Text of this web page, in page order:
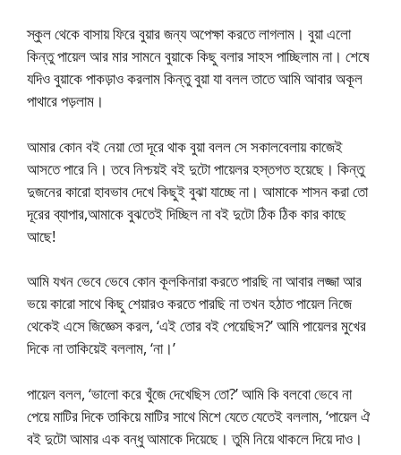
স্কুল থেকে বাসায় ফিরে বুয়ার জন্য অপেক্ষা করতে লাগলাম। বুয়া এলো
কিন্তু পায়েল আর মার সামনে বুয়াকে কিছু বলার সাহস পাচ্ছিলাম না। শেষে
যদিও বুয়াকে পাকড়াও করলাম কিন্তু বুয়া যা বলল তাতে আমি আবার অকূল
পাথারে পড়লাম।
আমার কোন বই নেয়া তো দূরে থাক বুয়া বলল সে সকালবেলায় কাজেই
আসতে পারে নি। তবে নিশ্চয়ই বই দুটো পায়েলর হস্তগত হয়েছে। কিন্তু
দুজনের কারো হাবভাব দেখে কিছুই বুঝা যাচ্ছে না। আমাকে শাসন করা তো
দূরের ব্যাপার,আমাকে বুঝতেই দিচ্ছিল না বই দুটো ঠিক ঠিক কার কাছে
আছে!
আমি যখন ভেবে ভেবে কোন কূলকিনারা করতে পারছি না আবার লজ্জা আর
ভয়ে কারো সাথে কিছু শেয়ারও করতে পারছি না তখন হঠাত পায়েল নিজে
থেকেই এসে জিজ্ঞেস করল, ‘এই তোর বই পেয়েছিস?’ আমি পায়েলর মুখের
দিকে না তাকিয়েই বললাম, ‘না।’
পায়েল বলল, ‘ভালো করে খুঁজে দেখেছিস তো?’ আমি কি বলবো ভেবে না
পেয়ে মাটির দিকে তাকিয়ে মাটির সাথে মিশে যেতে যেতেই বললাম, ‘পায়েল ঐ
বই দুটো আমার এক বন্ধু আমাকে দিয়েছে। তুমি নিয়ে থাকলে দিয়ে দাও।